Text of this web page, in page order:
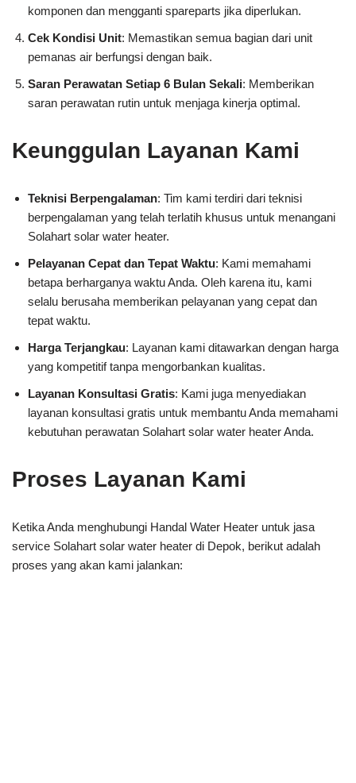
komponen dan mengganti spareparts jika diperlukan.
Cek Kondisi Unit: Memastikan semua bagian dari unit
pemanas air berfungsi dengan baik.
Saran Perawatan Setiap 6 Bulan Sekali: Memberikan
saran perawatan rutin untuk menjaga kinerja optimal.
Keunggulan Layanan Kami
Teknisi Berpengalaman: Tim kami terdiri dari teknisi
berpengalaman yang telah terlatih khusus untuk menangani
Solahart solar water heater.
Pelayanan Cepat dan Tepat Waktu: Kami memahami
betapa berharganya waktu Anda. Oleh karena itu, kami
selalu berusaha memberikan pelayanan yang cepat dan
tepat waktu.
Harga Terjangkau: Layanan kami ditawarkan dengan harga
yang kompetitif tanpa mengorbankan kualitas.
Layanan Konsultasi Gratis: Kami juga menyediakan
layanan konsultasi gratis untuk membantu Anda memahami
kebutuhan perawatan Solahart solar water heater Anda.
Proses Layanan Kami
Ketika Anda menghubungi Handal Water Heater untuk jasa
service Solahart solar water heater di Depok, berikut adalah
proses yang akan kami jalankan: